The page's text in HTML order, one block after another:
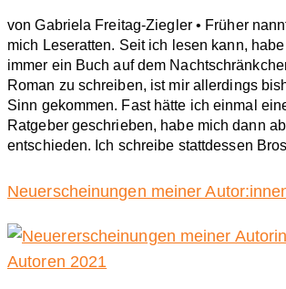
von Gabriela Freitag-Ziegler • Früher
mich Leseratten. Seit ich lesen kann,
immer ein Buch auf dem
Roman zu schreiben, ist mir allerdings
Sinn gekommen. Fast hätte ich einmal
Ratgeber geschrieben, habe mich dann
entschieden. Ich schreibe stattdessen
Neuerscheinungen meiner